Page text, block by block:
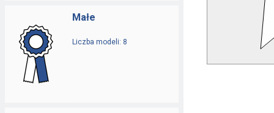
Małe
Liczba modeli: 8